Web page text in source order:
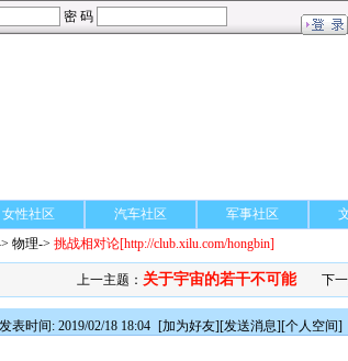
女性社区 汽车社区 军事社区
物理-> 挑战相对论[http://club.xilu.com/hongbin]
上一主题： 关于宇宙的若干不可能 下
发表时间: 2019/02/18 18:04 [加为好友][发送消息][个人空间]